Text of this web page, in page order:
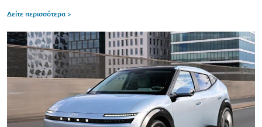
Δείτε περισσότερα >